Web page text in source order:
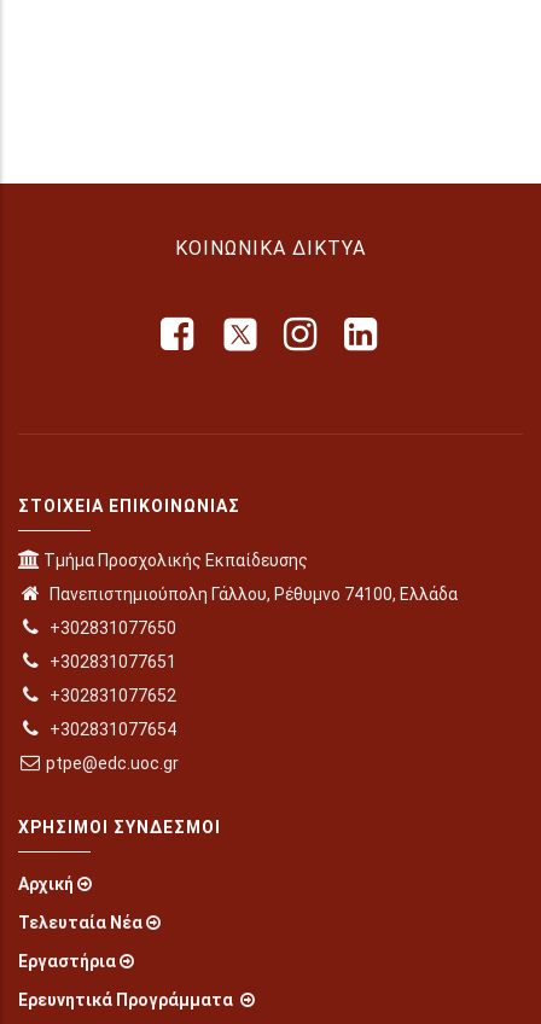
ΚΟΙΝΩΝΙΚΆ ΔΊΚΤΥΑ
ΣΤΟΙΧΕΊΑ ΕΠΙΚΟΙΝΩΝΊΑΣ
Τμήμα Προσχολικής Εκπαίδευσης
Πανεπιστημιούπολη Γάλλου, Ρέθυμνο 74100, Ελλάδα
+302831077650
+302831077651
+302831077652
+302831077654
ptpe@edc.uoc.gr
ΧΡΉΣΙΜΟΙ ΣΎΝΔΕΣΜΟΙ
Αρχική
Τελευταία Νέα
Εργαστήρια
Ερευνητικά Προγράμματα